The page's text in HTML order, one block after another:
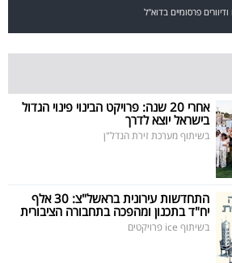
פרסומיים בדוא"ל
אחרי 20 שנה: פרויקט הבינוי פינוי הגדול
בישראל יוצא לדרך
בשיתוף מערכת זירת הנדל"ן
התחדשות עירונית בראשל"צ: 30 אלף
יח"ד בתכנון ומהפכה בתחבורה הציבורית
בשיתוף ice פרויקטים